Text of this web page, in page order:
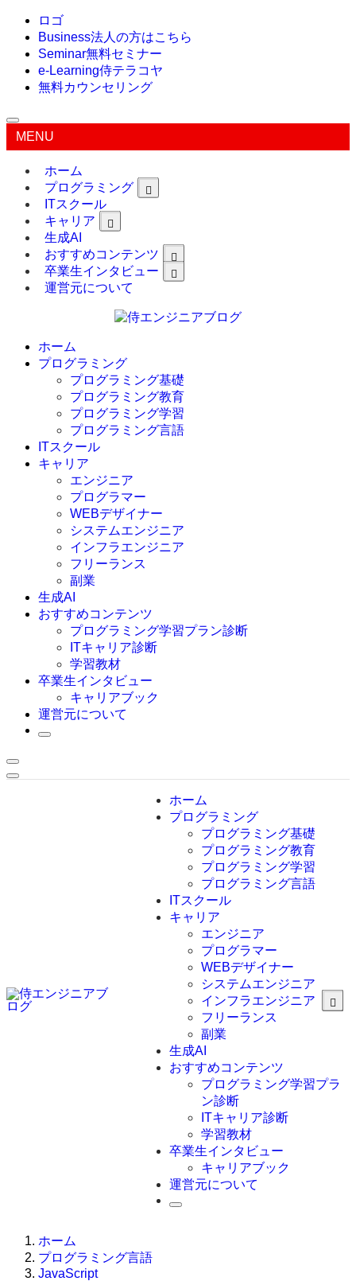
ロゴ
Business法人の方はこちら
Seminar無料セミナー
e-Learning侍テラコヤ
無料カウンセリング
MENU
ホーム
プログラミング
ITスクール
キャリア
生成AI
おすすめコンテンツ
卒業生インタビュー
運営元について
ホーム
プログラミング
プログラミング基礎
プログラミング教育
プログラミング学習
プログラミング言語
C言語
C#
VBA
Go言語
Kotlin
Java
JavaScript
Swift
Ruby
その他言語
ITスクール
キャリア
エンジニア
プログラマー
WEBデザイナー
システムエンジニア
インフラエンジニア
フリーランス
副業
生成AI
おすすめコンテンツ
プログラミング学習プラン診断
ITキャリア診断
学習教材
卒業生インタビュー
キャリアブック
運営元について
ホーム
プログラミング
プログラミング基礎
プログラミング教育
プログラミング学習
プログラミング言語
C言語
C#
VBA
Go言語
Kotlin
Java
JavaScript
Swift
Ruby
ITスクール
キャリア
エンジニア
プログラマー
WEBデザイナー
システムエンジニア
インフラエンジニア
フリーランス
副業
生成AI
おすすめコンテンツ
プログラミング学習プラ
ン診断
ITキャリア診断
学習教材
卒業生インタビュー
キャリアブック
運営元について
ホーム
プログラミング言語
JavaScript